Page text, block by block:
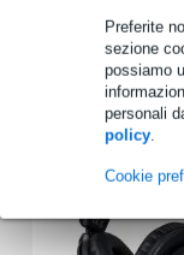
Preferite
sezione
possiamo
personali
policy.
Cookie
Accessori (13)